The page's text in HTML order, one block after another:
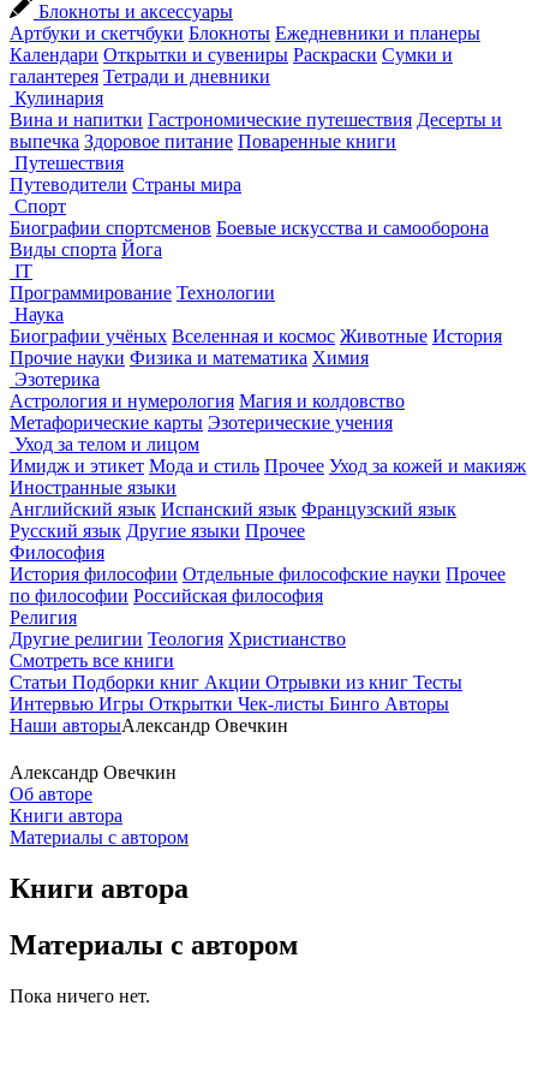
Блокноты и аксессуары
Артбуки и скетчбуки Блокноты Ежедневники и планеры
Календари Открытки и сувениры Раскраски Сумки и
галантерея Тетради и дневники
Кулинария
Вина и напитки Гастрономические путешествия Десерты и
выпечка Здоровое питание Поваренные книги
Путешествия
Путеводители Страны мира
Спорт
Биографии спортсменов Боевые искусства и самооборона
Виды спорта Йога
IT
Программирование Технологии
Наука
Биографии учёных Вселенная и космос Животные История
Прочие науки Физика и математика Химия
Эзотерика
Астрология и нумерология Магия и колдовство
Метафорические карты Эзотерические учения
Уход за телом и лицом
Имидж и этикет Мода и стиль Прочее Уход за кожей и макияж
Иностранные языки
Английский язык Испанский язык Французский язык
Русский язык Другие языки Прочее
Философия
История философии Отдельные философские науки Прочее
по философии Российская философия
Религия
Другие религии Теология Христианство
Смотреть все книги
Статьи Подборки книг Акции Отрывки из книг Тесты
Интервью Игры Открытки Чек-листы Бинго Авторы
Наши авторыАлександр Овечкин
Александр Овечкин
Об авторе
Книги автора
Материалы с автором
Книги автора
Материалы с автором
Пока ничего нет.